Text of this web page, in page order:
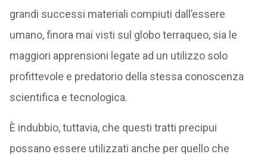
grandi successi materiali compiuti dall’essere
umano, finora mai visti sul globo terraqueo, sia le
maggiori apprensioni legate ad un utilizzo solo
profittevole e predatorio della stessa conoscenza
scientifica e tecnologica.
È indubbio, tuttavia, che questi tratti precipui
possano essere utilizzati anche per quello che